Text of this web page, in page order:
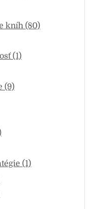
kníh (80)
(1)
(9)
(1)